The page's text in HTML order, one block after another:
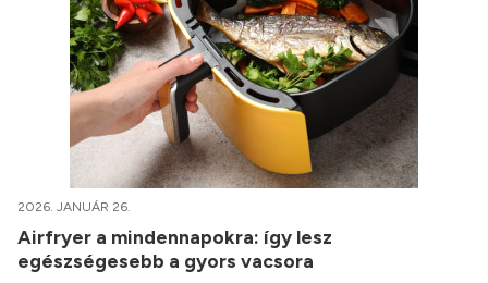
2026. JANUÁR 26.
Airfryer a mindennapokra: így lesz
egészségesebb a gyors vacsora